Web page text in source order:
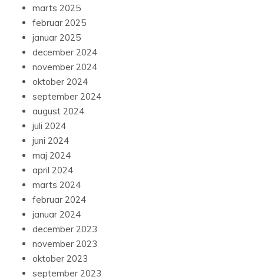
marts 2025
februar 2025
januar 2025
december 2024
november 2024
oktober 2024
september 2024
august 2024
juli 2024
juni 2024
maj 2024
april 2024
marts 2024
februar 2024
januar 2024
december 2023
november 2023
oktober 2023
september 2023